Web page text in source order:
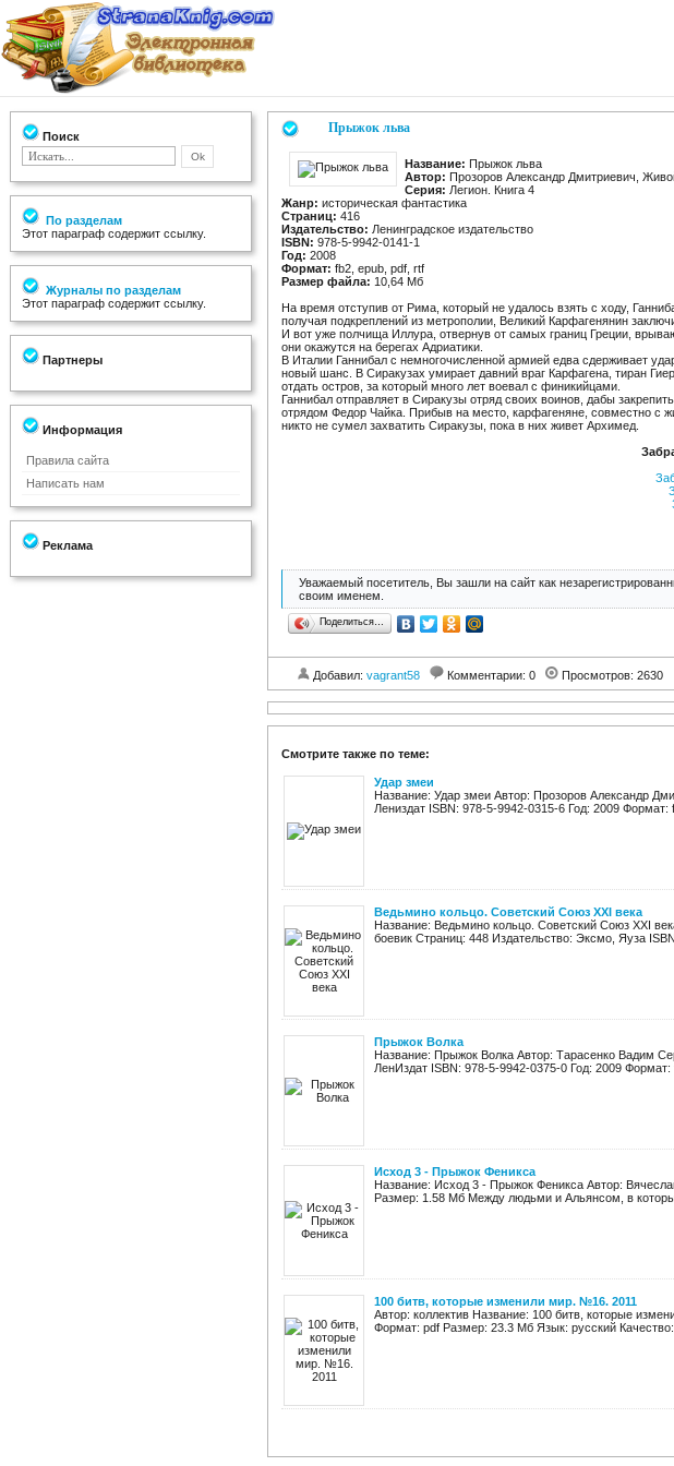
Поиск
По разделам
Этот параграф содержит ссылку.
Журналы по разделам
Этот параграф содержит ссылку.
Партнеры
Информация
Правила сайта
Написать нам
Реклама
Прыжок льва
Название: Прыжок льва
Автор: Прозоров Александр Дмитриевич,
Серия: Легион. Книга 4
Жанр: историческая фантастика
Страниц: 416
Издательство: Ленинградское издательство
ISBN: 978-5-9942-0141-1
Год: 2008
Формат: fb2, epub, pdf, rtf
Размер файла: 10,64 Мб
На время отступив от Рима, который не удалось взять с ходу,
получая подкреплений из метрополии, Великий Карфагенянин
И вот уже полчища Иллура, отвернув от самых границ Греции,
они окажутся на берегах Адриатики.
В Италии Ганнибал с немногочисленной армией едва сдерживает
новый шанс. В Сиракузах умирает давний враг Карфагена, тиран
отдать остров, за который много лет воевал с финикийцами.
Ганнибал отправляет в Сиракузы отряд своих воинов, дабы
отрядом Федор Чайка. Прибыв на место, карфагеняне, совместно с
никто не сумел захватить Сиракузы, пока в них живет Архимед.
Уважаемый посетитель, Вы зашли на сайт как
своим именем.
Поделиться…
Добавил: vagrant58 Комментарии: 0 Просмотров: 2630
Смотрите также по теме:
Удар змеи
Название: Удар змеи Автор: Прозоров Александр
Лениздат ISBN: 978-5-9942-0315-6 Год: 2009
Ведьмино кольцо. Советский Союз XXI века
Название: Ведьмино кольцо. Советский Союз XXI
боевик Страниц: 448 Издательство: Эксмо, Яуза
Прыжок Волка
Название: Прыжок Волка Автор: Тарасенко Вадим
ЛенИздат ISBN: 978-5-9942-0375-0 Год: 2009
Исход 3 - Прыжок Феникса
Название: Исход 3 - Прыжок Феникса Автор:
Размер: 1.58 Мб Между людьми и Альянсом, в
100 битв, которые изменили мир. №16. 2011
Автор: коллектив Название: 100 битв, которые
Формат: pdf Размер: 23.3 Мб Язык: русский